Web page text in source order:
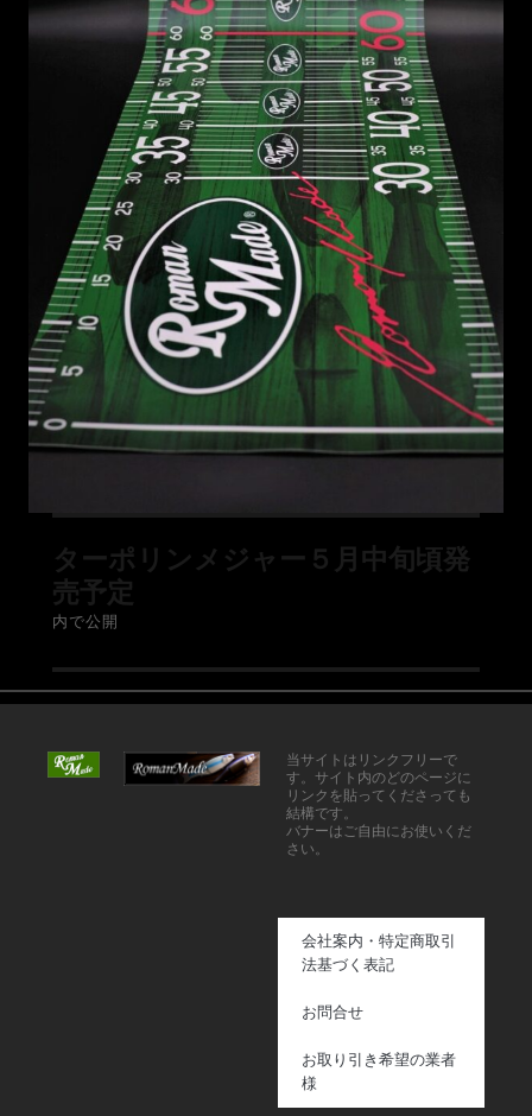
ターポリンメジャー５月中旬頃発
売予定
内で公開
当サイトはリンクフリーで
す。サイト内のどのページに
リンクを貼ってくださっても
結構です。
バナーはご自由にお使いくだ
さい。
会社案内・特定商取引
法基づく表記
お問合せ
お取り引き希望の業者
様